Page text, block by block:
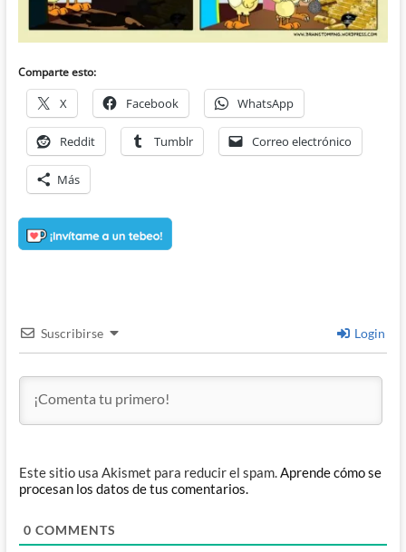
Comparte esto:
X Facebook WhatsApp
Reddit Tumblr Correo electrónico
Más
Suscribirse Login
Este sitio usa Akismet para reducir el spam.Aprende cómo se
procesan los datos de tus comentarios.
0 COMMENTS